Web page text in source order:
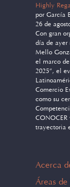
Highly
por García
26 de
Con gran
día de ayer
Mello
el marco
2025”, el
Comercio
como su
CONOCER
trayectoria
Acerca
Áreas de